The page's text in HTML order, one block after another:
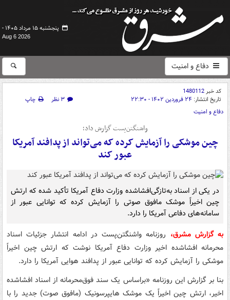
پنجشنبه ۱۵ مرداد ۱۴۰۵ -
Aug 6 2026
دفاع و امنیت
کد خبر1480112
تاریخ انتشار: ۲۴ فروردین ۱۴۰۲ - ۲۲:۳۰ ۳ نظر
چاپ
دفاع و امنیت
واشنگتن‌پست گزارش داد؛
چین موشکی را آزمایش کرده که می‌تواند از پدافند آمریکا
عبور کند
در یکی از اسناد به‌تازگی‌افشاشده وزارت دفاع آمریکا تأکید شده که ارتش
چین اخیراً موشک مافوق صوتی را آزمایش کرده که توانایی عبور از
سامانه‌های دفاعی آمریکا را دارد.
به گزارش مشرق، روزنامه واشنگتن‌پست در ادامه انتشار جزئیات اسناد
محرمانه افشاشده اخیر وزارت دفاع آمریکا نوشت که ارتش چین اخیراً
موشکی را آزمایش کرده که توانایی عبور از پدافند هوایی آمریکا را دارد.
بنا بر گزارش این روزنامه «براساس یک سند فوق‌محرمانه از اسناد افشاشده
اخیر، ارتش چین اخیراً یک موشک هایپرسونیک (مافوق صوت) جدید را با